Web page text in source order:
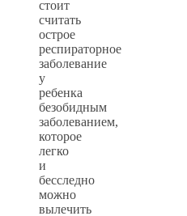
стоит
считать
острое
респираторное
заболевание
у
ребенка
безобидным
заболеванием,
которое
легко
и
бесследно
можно
вылечить